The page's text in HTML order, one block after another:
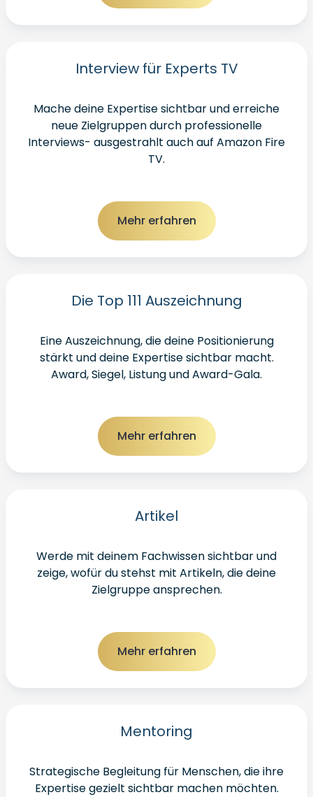
Interview für Experts TV
Mache deine Expertise sichtbar und erreiche
neue Zielgruppen durch professionelle
Interviews- ausgestrahlt auch auf Amazon Fire
TV.
Mehr erfahren
Die Top 111 Auszeichnung
Eine Auszeichnung, die deine Positionierung
stärkt und deine Expertise sichtbar macht.
Award, Siegel, Listung und Award-Gala.
Mehr erfahren
Artikel
Werde mit deinem Fachwissen sichtbar und
zeige, wofür du stehst mit Artikeln, die deine
Zielgruppe ansprechen.
Mehr erfahren
Mentoring
Strategische Begleitung für Menschen, die ihre
Expertise gezielt sichtbar machen möchten.